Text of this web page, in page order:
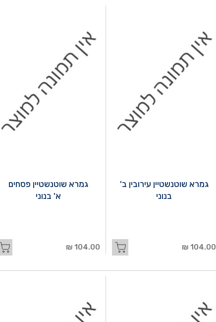
גמרא שוטנשטיין עירובין ב'
בנוני
104.00 ₪
גמרא שוטנשטיין פסחים
א' בנוני
104.00 ₪